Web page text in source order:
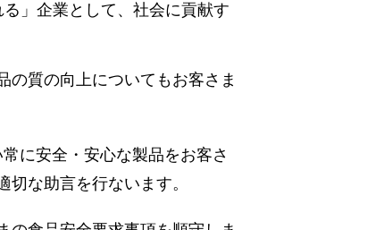
」企業として、社会に貢献す
の質の向上についてもお客さま
に安全・安心な製品をお客さ
な助言を行ないます。